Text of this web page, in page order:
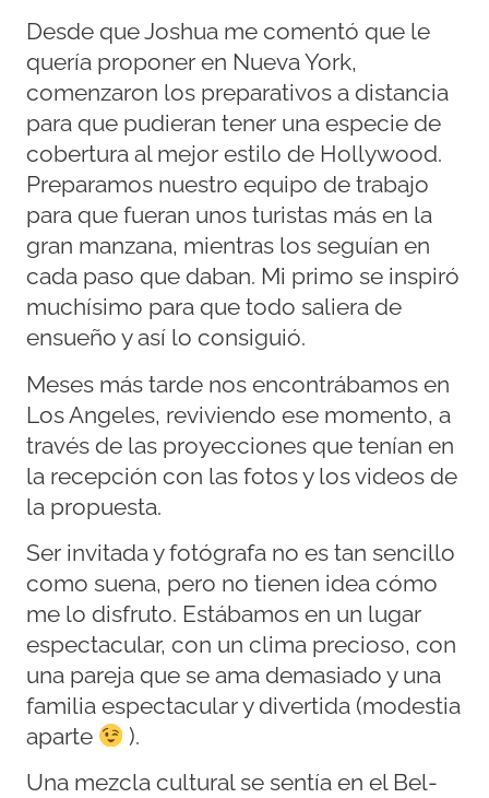
Desde que Joshua me comentó que le
quería proponer en Nueva York,
comenzaron los preparativos a distancia
para que pudieran tener una especie de
cobertura al mejor estilo de Hollywood.
Preparamos nuestro equipo de trabajo
para que fueran unos turistas más en la
gran manzana, mientras los seguían en
cada paso que daban. Mi primo se inspiró
muchísimo para que todo saliera de
ensueño y así lo consiguió.
Meses más tarde nos encontrábamos en
Los Angeles, reviviendo ese momento, a
través de las proyecciones que tenían en
la recepción con las fotos y los videos de
la propuesta.
Ser invitada y fotógrafa no es tan sencillo
como suena, pero no tienen idea cómo
me lo disfruto. Estábamos en un lugar
espectacular, con un clima precioso, con
una pareja que se ama demasiado y una
familia espectacular y divertida (modestia
aparte
).
Una mezcla cultural se sentía en el Bel-